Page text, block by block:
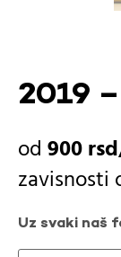
2019
900rsd
zavisnosti
Uz svaki naš